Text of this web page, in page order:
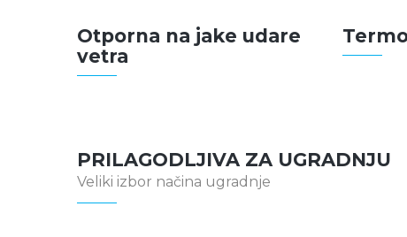
Otporna na jake udare
vetra
PRILAGODLJIVA ZA UGRADNJU
Veliki izbor načina ugradnje